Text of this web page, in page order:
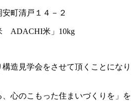
安町清戸１４－２
ADACHI米」10kg
造見学会をさせて頂くことになり
、心のこもった住まいづくりを」を